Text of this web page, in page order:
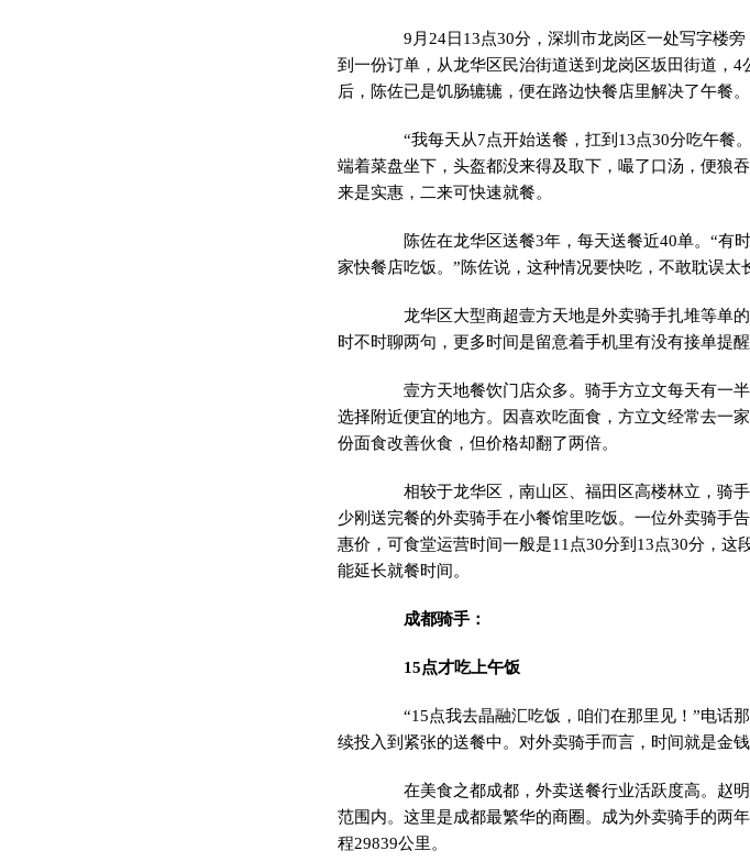
9月24日13点30分，深圳市龙岗区一处写字楼旁
到一份订单，从龙华区民治街道送到龙岗区坂田街道，
后，陈佐已是饥肠辘辘，便在路边快餐店里解决了午餐。
“我每天从7点开始送餐，扛到13点30分吃午餐
端着菜盘坐下，头盔都没来得及取下，嘬了口汤，便狼
来是实惠，二来可快速就餐。
陈佐在龙华区送餐3年，每天送餐近40单。“有
家快餐店吃饭。”陈佐说，这种情况要快吃，不敢耽误太
龙华区大型商超壹方天地是外卖骑手扎堆等单的
时不时聊两句，更多时间是留意着手机里有没有接单提醒
壹方天地餐饮门店众多。骑手方立文每天有一半
选择附近便宜的地方。因喜欢吃面食，方立文经常去一
份面食改善伙食，但价格却翻了两倍。
相较于龙华区，南山区、福田区高楼林立，骑手
少刚送完餐的外卖骑手在小餐馆里吃饭。一位外卖骑手
惠价，可食堂运营时间一般是11点30分到13点30分，
能延长就餐时间。
成都骑手：
15点才吃上午饭
“15点我去晶融汇吃饭，咱们在那里见！”电话
续投入到紧张的送餐中。对外卖骑手而言，时间就是金
在美食之都成都，外卖送餐行业活跃度高。赵明
范围内。这里是成都最繁华的商圈。成为外卖骑手的两
程29839公里。